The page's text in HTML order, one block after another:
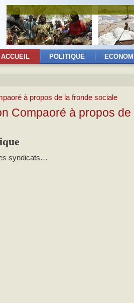
ACCUEIL POLITIQUE
Compaoré à propos
syndicats…